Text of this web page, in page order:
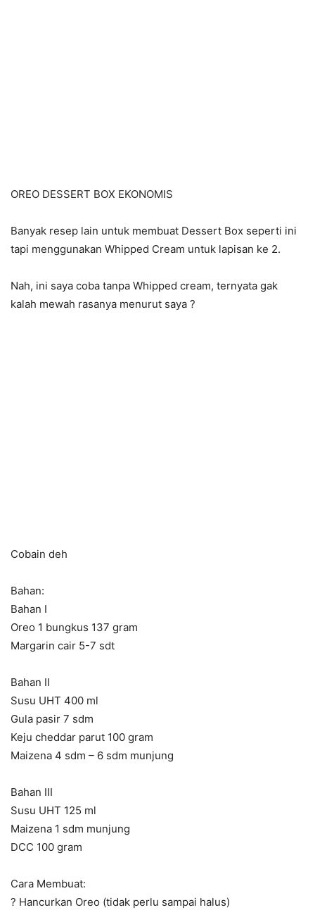
OREO DESSERT BOX EKONOMIS
Banyak resep lain untuk membuat Dessert Box seperti ini
tapi menggunakan Whipped Cream untuk lapisan ke 2.
Nah, ini saya coba tanpa Whipped cream, ternyata gak
kalah mewah rasanya menurut saya ?
Cobain deh
Bahan:
Bahan I
Oreo 1 bungkus 137 gram
Margarin cair 5-7 sdt
Bahan II
Susu UHT 400 ml
Gula pasir 7 sdm
Keju cheddar parut 100 gram
Maizena 4 sdm – 6 sdm munjung
Bahan III
Susu UHT 125 ml
Maizena 1 sdm munjung
DCC 100 gram
Cara Membuat:
? Hancurkan Oreo (tidak perlu sampai halus)